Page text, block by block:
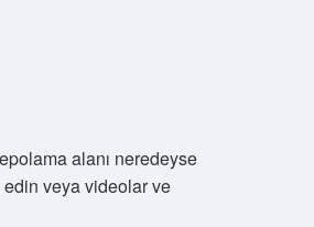
alanı neredeyse
edin veya videolar ve